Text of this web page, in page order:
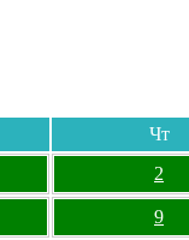
Чт
2
9